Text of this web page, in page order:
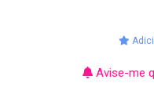
Avise-me